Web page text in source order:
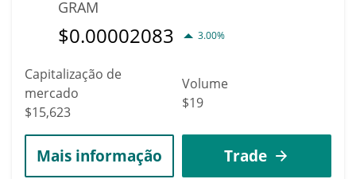
GRAM
$0.00002083 3.00%
Capitalização de
mercado
$15,623
Volume
$19
Mais informação Trade